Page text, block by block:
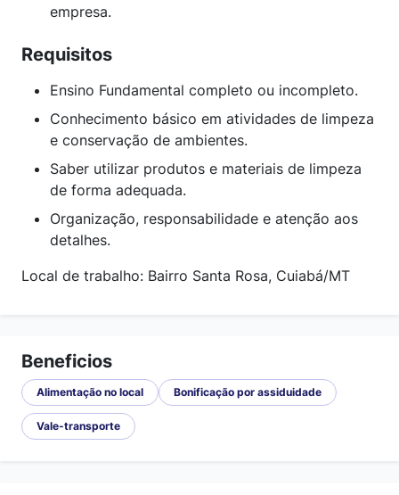
empresa.
Requisitos
Ensino Fundamental completo ou incompleto.
Conhecimento básico em atividades de limpeza
e conservação de ambientes.
Saber utilizar produtos e materiais de limpeza
de forma adequada.
Organização, responsabilidade e atenção aos
detalhes.
Local de trabalho: Bairro Santa Rosa, Cuiabá/MT
Beneficios
Alimentação no local Bonificação por assiduidade
Vale-transporte